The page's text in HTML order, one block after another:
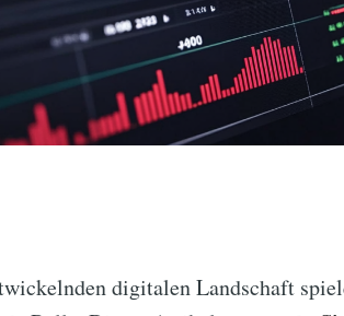
digitalen Landschaft